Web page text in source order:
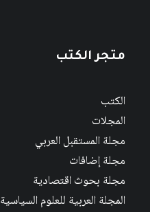
متجر الكتب
الكتب
المجلات
مجلة المستقبل العربي
مجلة إضافات
مجلة بحوث اقتصادية
المجلة العربية للعلوم السياسية